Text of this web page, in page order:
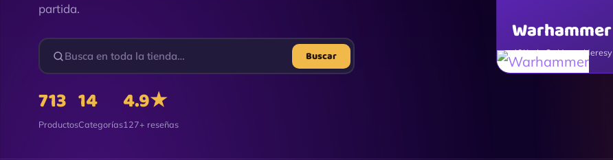
partida.
Buscar
713
Productos
14
Categorías
4.9★
127+ reseñas
Warhammer
40K · AoS · Horus Heresy